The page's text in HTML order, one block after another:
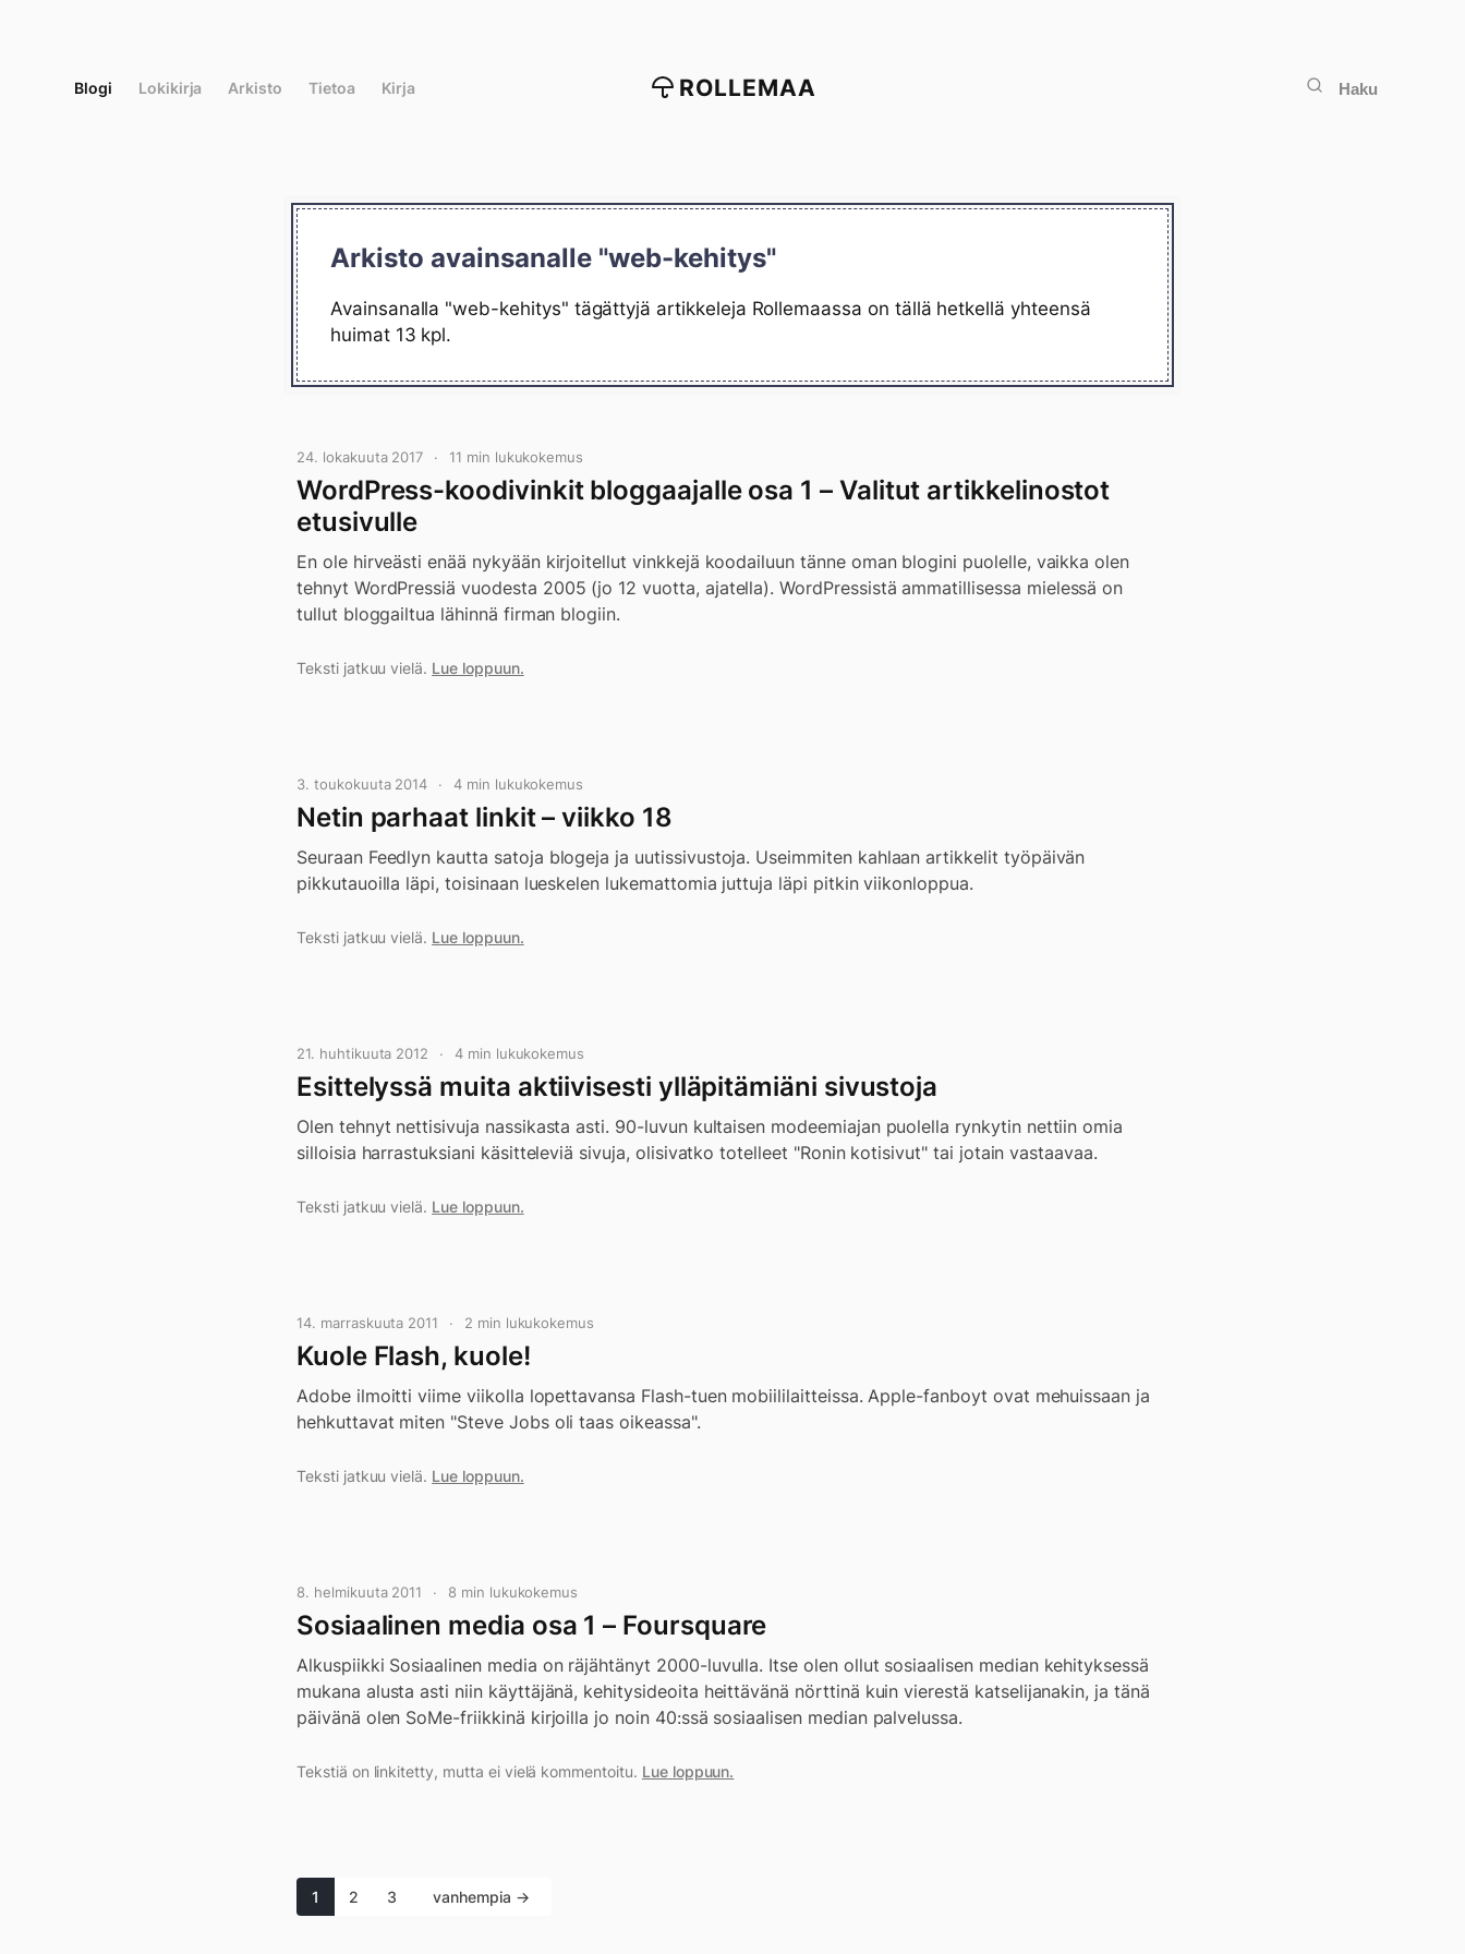
Blogi Lokikirja Arkisto Tietoa Kirja ROLLEMAA Haku
Arkisto avainsanalle "web-kehitys"
Avainsanalla "web-kehitys" tägättyjä artikkeleja Rollemaassa on tällä hetkellä yhteensä
huimat 13 kpl.
24. lokakuuta 2017 11 min lukukokemus
WordPress-koodivinkit bloggaajalle osa 1 – Valitut artikkelinostot
etusivulle
En ole hirveästi enää nykyään kirjoitellut vinkkejä koodailuun tänne oman blogini puolelle, vaikka olen
tehnyt WordPressiä vuodesta 2005 (jo 12 vuotta, ajatella). WordPressistä ammatillisessa mielessä on
tullut bloggailtua lähinnä firman blogiin.
Teksti jatkuu vielä. Lue loppuun.
3. toukokuuta 2014 4 min lukukokemus
Netin parhaat linkit – viikko 18
Seuraan Feedlyn kautta satoja blogeja ja uutissivustoja. Useimmiten kahlaan artikkelit työpäivän
pikkutauoilla läpi, toisinaan lueskelen lukemattomia juttuja läpi pitkin viikonloppua.
Teksti jatkuu vielä. Lue loppuun.
21. huhtikuuta 2012 4 min lukukokemus
Esittelyssä muita aktiivisesti ylläpitämiäni sivustoja
Olen tehnyt nettisivuja nassikasta asti. 90-luvun kultaisen modeemiajan puolella rynkytin nettiin omia
silloisia harrastuksiani käsitteleviä sivuja, olisivatko totelleet "Ronin kotisivut" tai jotain vastaavaa.
Teksti jatkuu vielä. Lue loppuun.
14. marraskuuta 2011 2 min lukukokemus
Kuole Flash, kuole!
Adobe ilmoitti viime viikolla lopettavansa Flash-tuen mobiililaitteissa. Apple-fanboyt ovat mehuissaan ja
hehkuttavat miten "Steve Jobs oli taas oikeassa".
Teksti jatkuu vielä. Lue loppuun.
8. helmikuuta 2011 8 min lukukokemus
Sosiaalinen media osa 1 – Foursquare
Alkuspiikki Sosiaalinen media on räjähtänyt 2000-luvulla. Itse olen ollut sosiaalisen median kehityksessä
mukana alusta asti niin käyttäjänä, kehitysideoita heittävänä nörttinä kuin vierestä katselijanakin, ja tänä
päivänä olen SoMe-friikkinä kirjoilla jo noin 40:ssä sosiaalisen median palvelussa.
Tekstiä on linkitetty, mutta ei vielä kommentoitu. Lue loppuun.
1 2 3 vanhempia →